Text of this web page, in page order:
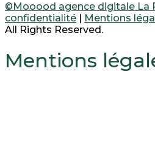
©Mooood agence digitale La
confidentialité | Mentions
All Rights Reserved.
Mentions